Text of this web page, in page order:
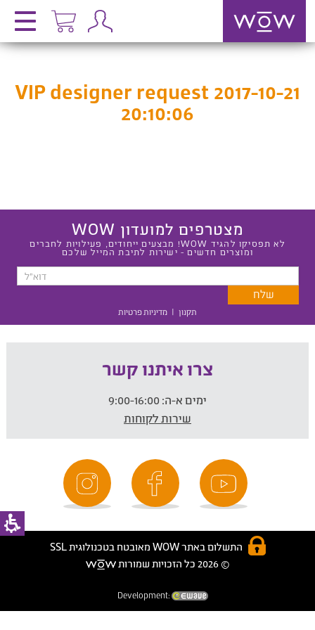
VIP designer request 2017-10-21
20:10:06
מצטרפים למועדון WOW
לא תפסיקו להגיד WOW! מבצעים ייחודים, פעילויות לחברים
ומוצרים חדשים - ישירות לתיבת המייל שלכם
תקנון | מדיניות פרטיות
צרו איתנו קשר
ימים א-ה:
שירות לקוחות
התשלום באתר WOW מאובטח בטכנולוגית SSL
© 2026 כל הזכויות שמורות
Development: